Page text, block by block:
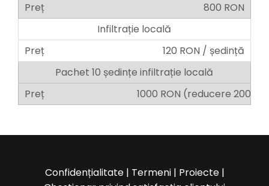
Evenimente
Informații utile
Galerie
Contact
800 RON
Infiltrație locală
120 RON / ședință
Pachet 10 ședințe infiltrație locală
1000 RON (reducere 200
Confidențialitate| Termeni| Proiecte|